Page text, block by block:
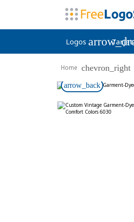
Logos
Home chevron_right
arrow_back